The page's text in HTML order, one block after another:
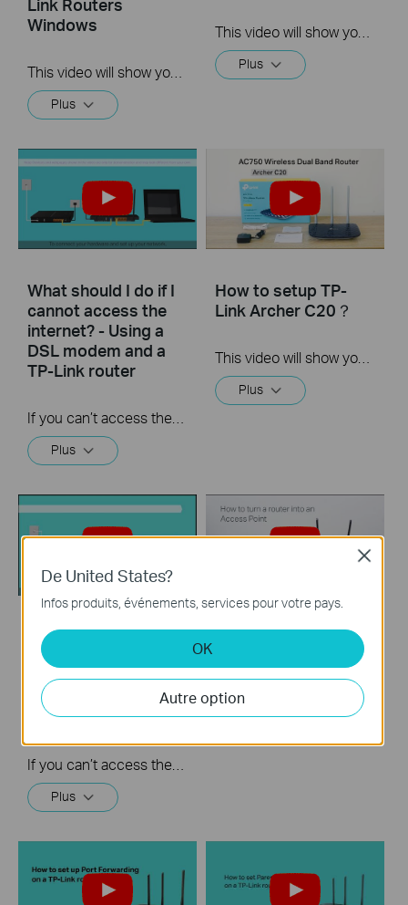
Link Routers
Windows
This video will show you how to set up Address Reservation on TP-Link routers.
Plus
This video will show you how to set up OpenVPN on a TP-Link Wi-Fi router. For more information, visit www.tp-link.com/support.
Plus
What should I do if I
cannot access the
internet? - Using a
DSL modem and a
TP-Link router
If you can’t access the internet using a DSL modem and TP-Link router, this video can help you solve the problem.
Plus
How to setup TP-
Link Archer C20？
This video will show you how to finish the setup of Archer C20.
Plus
What should I do if I
cannot access the
internet? - Using a
cable modem and a
TP-Link router
Plus
How to turn a router
Point?
De United States?
Infos produits, événements, services pour votre pays.
OK
Autre option
Close